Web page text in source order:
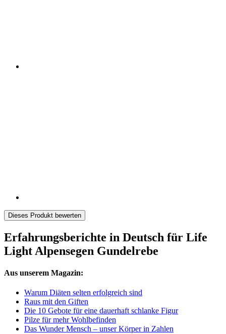
Dieses Produkt bewerten
Erfahrungsberichte in Deutsch für Life
Light Alpensegen Gundelrebe
Aus unserem Magazin:
Warum Diäten selten erfolgreich sind
Raus mit den Giften
Die 10 Gebote für eine dauerhaft schlanke Figur
Pilze für mehr Wohlbefinden
Das Wunder Mensch – unser Körper in Zahlen